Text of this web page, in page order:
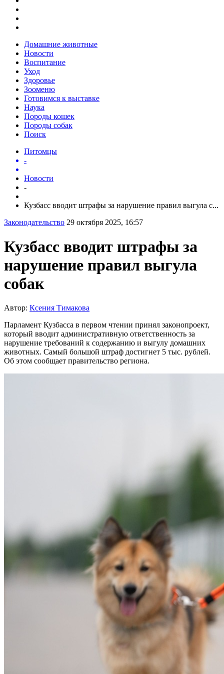
Домашние животные
Новости
Воспитание
Уход
Здоровье
Зооменю
Готовимся к выставке
Наука
Породы кошек
Породы собак
Поиск
Питомцы
-
Новости
-
Кузбасс вводит штрафы за нарушение правил выгула с...
Законодательство 29 октября 2025, 16:57
Кузбасс вводит штрафы за
нарушение правил выгула
собак
Автор: Ксения Тимакова
Парламент Кузбасса в первом чтении принял законопроект,
который вводит административную ответственность за
нарушение требований к содержанию и выгулу домашних
животных. Самый большой штраф достигнет 5 тыс. рублей.
Об этом сообщает правительство региона.